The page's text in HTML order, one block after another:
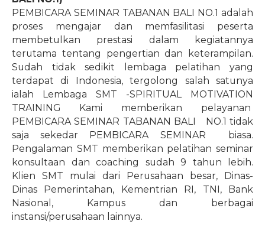
PEMBICARA SEMINAR TABANAN BALI NO.1 adalah
proses mengajar dan memfasilitasi peserta
membetulkan prestasi dalam kegiatannya
terutama tentang pengertian dan keterampilan.
Sudah tidak sedikit lembaga pelatihan yang
terdapat di Indonesia, tergolong salah satunya
ialah Lembaga SMT -SPIRITUAL MOTIVATION
TRAINING Kami memberikan pelayanan
PEMBICARA SEMINAR TABANAN BALI NO.1 tidak
saja sekedar PEMBICARA SEMINAR
biasa.
Pengalaman SMT memberikan pelatihan seminar
konsultaan dan coaching sudah 9 tahun lebih.
Klien SMT mulai dari Perusahaan besar, Dinas-
Dinas Pemerintahan, Kementrian RI, TNI, Bank
Nasional, Kampus dan berbagai
instansi/perusahaan lainnya.